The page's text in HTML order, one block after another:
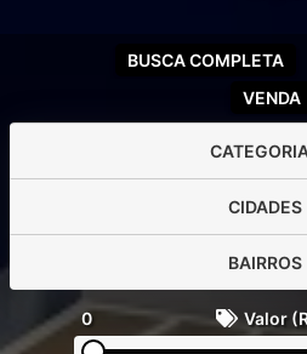
VENDA
BUSCA COMPLETA
CIDADES
BAIRROS
0 Valor